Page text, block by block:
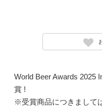
World Beer Awards 2025
賞 !
※受賞商品につきまして